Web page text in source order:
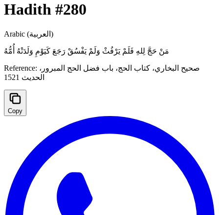
Hadith #280
Arabic (العربية)
مَنْ حَجَّ لِلهِ ‌فَلَمْ ‌يَرْفُثْ ‌وَلَمْ ‌يَفْسُقْ رَجَعَ كَيَوْمِ وَلَدَتْهُ أُمُّهُ
Reference: صحيح البخاري، ‌‌كتاب الحج، ‌‌‌‌باب فضل الحج المبرور،
الحدیث 1521
Copy